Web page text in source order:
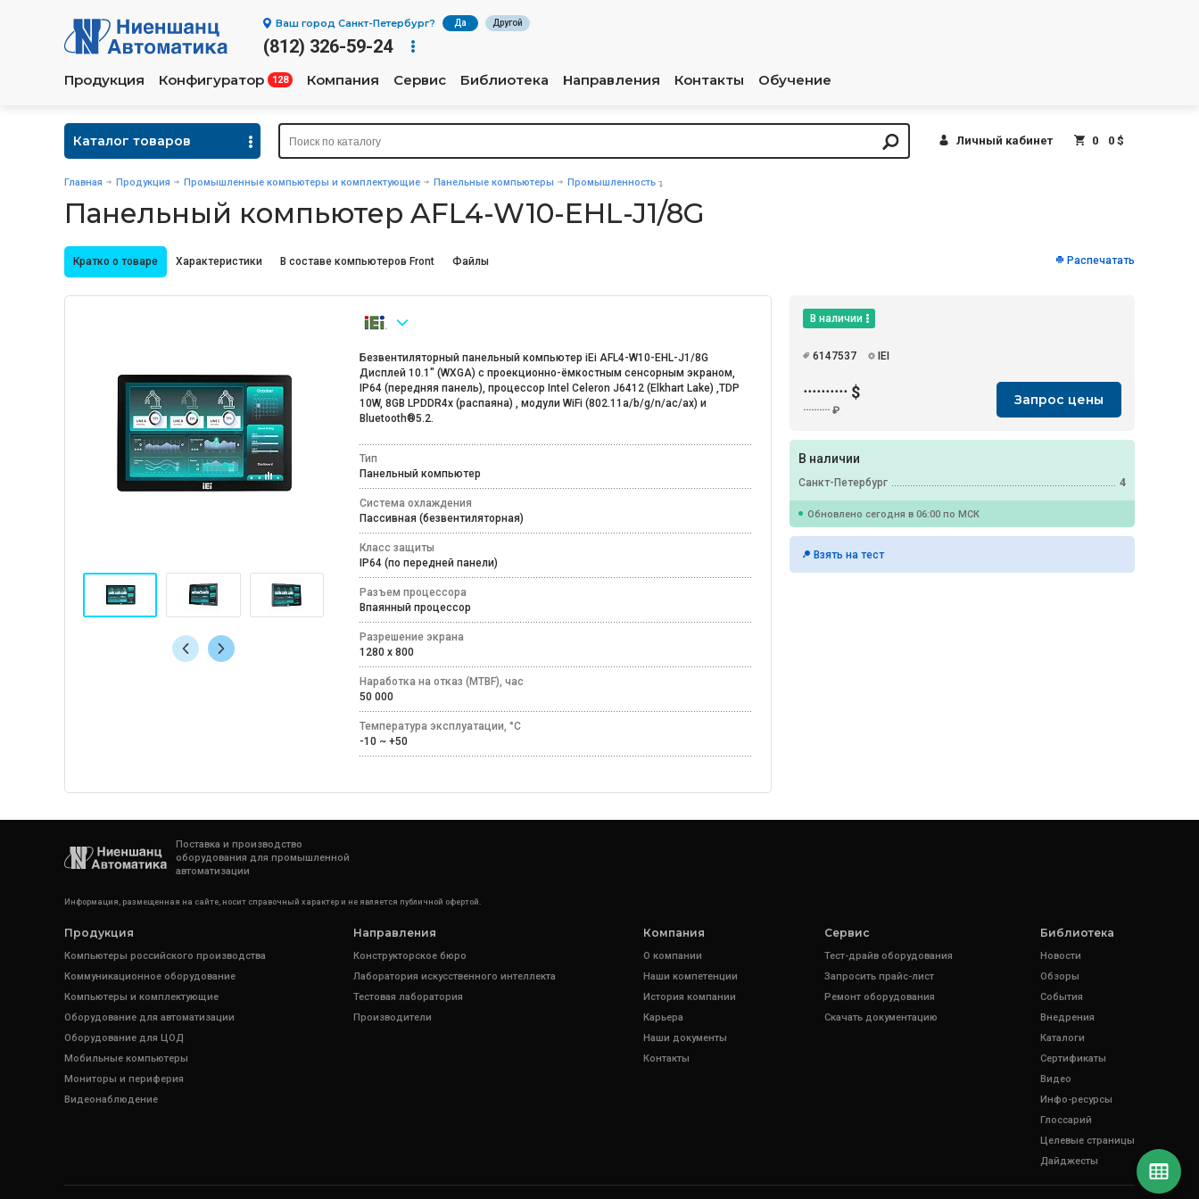
Ваш город Санкт-Петербург? Да Другой
(812) 326-59-24
Продукция Конфигуратор 128 Компания Сервис Библиотека Направления Контакты Обучение
Каталог товаров Личный кабинет 0 0 $
Главная Продукция Промышленные компьютеры и комплектующие Панельные компьютеры Промышленность
Панельный компьютер AFL4-W10-EHL-J1/8G
Кратко о товаре Характеристики В составе компьютеров Front Файлы Распечатать
В наличии
6147537 IEI
·········· $
·········· ₽
Запрос цены
В наличии
Санкт-Петербург 4
Обновлено сегодня в 06:00 по МСК
Взять на тест
Безвентиляторный панельный компьютер iEi AFL4-W10-EHL-J1/8G
Дисплей 10.1" (WXGA) с проекционно-ёмкостным сенсорным экраном,
IP64 (передняя панель), процессор Intel Celeron J6412 (Elkhart Lake) ,TDP
10W, 8GB LPDDR4x (распаяна) , модули WiFi (802.11a/b/g/n/ac/ax) и
Bluetooth®5.2.
Тип
Панельный компьютер
Система охлаждения
Пассивная (безвентиляторная)
Класс защиты
IP64 (по передней панели)
Разъем процессора
Впаянный процессор
Разрешение экрана
1280 х 800
Наработка на отказ (MTBF), час
50 000
Температура эксплуатации, °C
-10 ~ +50
Поставка и производство
оборудования для промышленной
автоматизации
Информация, размещенная на сайте, носит справочный характер и не является публичной офертой.
Продукция
Компьютеры российского производства
Коммуникационное оборудование
Компьютеры и комплектующие
Оборудование для автоматизации
Оборудование для ЦОД
Мобильные компьютеры
Мониторы и периферия
Видеонаблюдение
Направления
Конструкторское бюро
Лаборатория искусственного интеллекта
Тестовая лаборатория
Производители
Компания
О компании
Наши компетенции
История компании
Карьера
Наши документы
Контакты
Сервис
Тест-драйв оборудования
Запросить прайс-лист
Ремонт оборудования
Скачать документацию
Библиотека
Новости
Обзоры
События
Внедрения
Каталоги
Сертификаты
Видео
Инфо-ресурсы
Глоссарий
Целевые страницы
Дайджесты